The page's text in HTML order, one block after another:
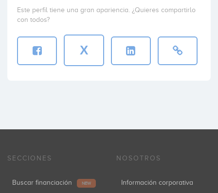
Este perfil tiene una gran apariencia. ¿Quieres compartirlo
con todos?
X
SECCIONES
Buscar financiación NEW
NOSOTROS
Información corporativa